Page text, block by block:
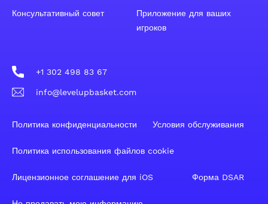
Консультативный совет
Приложение для ваших
игроков
+1 302 498 83 67
info@levelupbasket.com
Политика конфиденциальности Условия обслуживания
Политика использования файлов cookie
Лицензионное соглашение для iOS Форма DSAR